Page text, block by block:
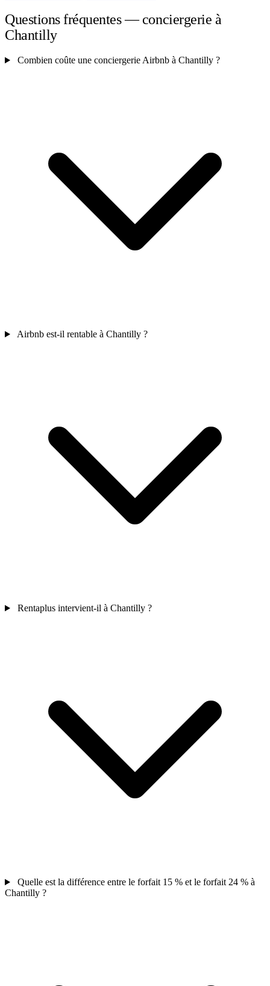
Questions fréquentes — conciergerie à
Chantilly
Combien coûte une conciergerie Airbnb à Chantilly ?
Airbnb est-il rentable à Chantilly ?
Rentaplus intervient-il à Chantilly ?
Quelle est la différence entre le forfait 15 % et le forfait 24 % à
Chantilly ?